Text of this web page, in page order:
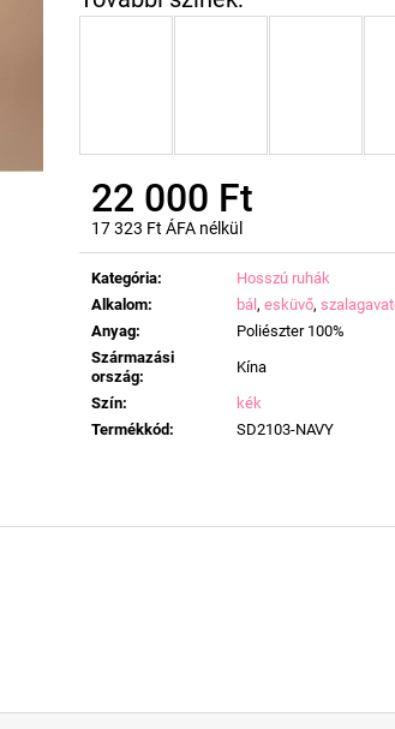
22 000 Ft
17 323 Ft ÁFA nélkül
Egységár:
Kategória:
Hosszú ruhák
Alkalom: bál, esküvő,
Anyag:
Poliészter 100%
Származási
ország:
Kína
Szín:
kék
Termékkód: SD2103-NAVY